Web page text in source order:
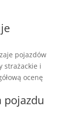
pojazdów
strażackie i
ocenę
pojazdu